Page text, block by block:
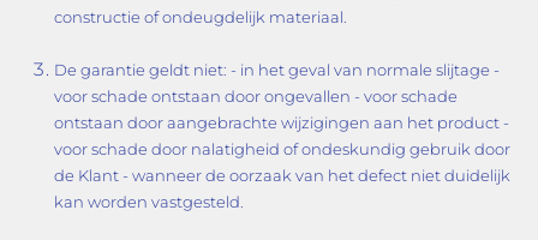
constructie of ondeugdelijk materiaal.
De garantie geldt niet: - in het geval van normale slijtage -
voor schade ontstaan door ongevallen - voor schade
ontstaan door aangebrachte wijzigingen aan het product -
voor schade door nalatigheid of ondeskundig gebruik door
de Klant - wanneer de oorzaak van het defect niet duidelijk
kan worden vastgesteld.